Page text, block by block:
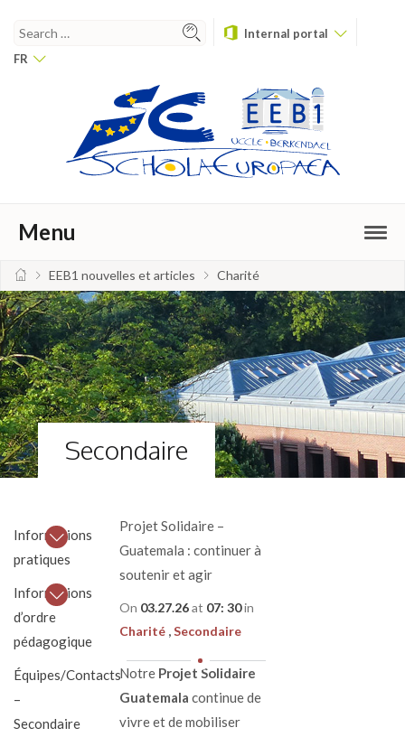
Internal portal
FR
Menu
EEB1 nouvelles et articles Charité
Secondaire
Informations
pratiques
Informations
d’ordre
pédagogique
Équipes/Contacts
–
Secondaire
Projet Solidaire –
Guatemala : continuer à
soutenir et agir
On 03.27.26 at 07: 30 in
Charité Secondaire
Notre Projet Solidaire
Guatemala continue de
vivre et de mobiliser